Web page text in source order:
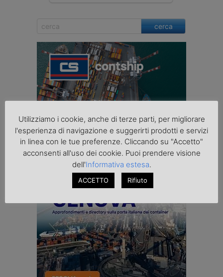
cerca
Utilizziamo i cookie, anche di terze parti, per migliorare
l'esperienza di navigazione e suggerirti prodotti e servizi
in linea con le tue preferenze. Cliccando su "Accetto"
acconsenti all'uso dei cookie. Puoi prendere visione
dell'Informativa estesa.
ACCETTO Rifiuto